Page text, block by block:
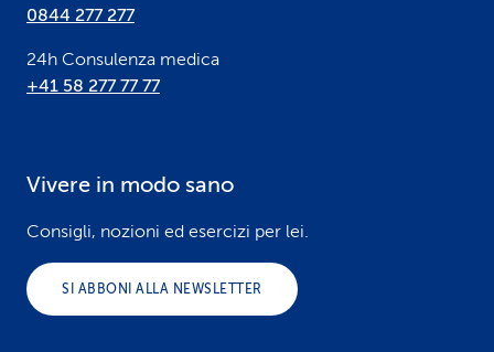
0844 277 277
24h Consulenza medica
+41 58 277 77 77
Vivere in modo sano
Consigli, nozioni ed esercizi per lei.
SI ABBONI ALLA NEWSLETTER